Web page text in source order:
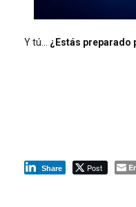
Y tú… ¿Estás preparado
Share Post